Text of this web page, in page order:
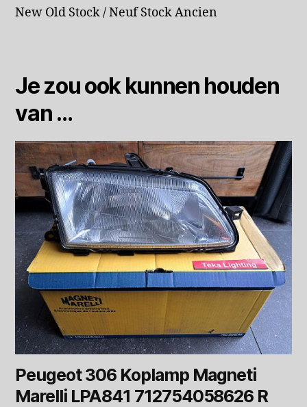
New Old Stock / Neuf Stock Ancien
Je zou ook kunnen houden
van …
Peugeot 306 Koplamp Magneti
Marelli LPA841 712754058626 R